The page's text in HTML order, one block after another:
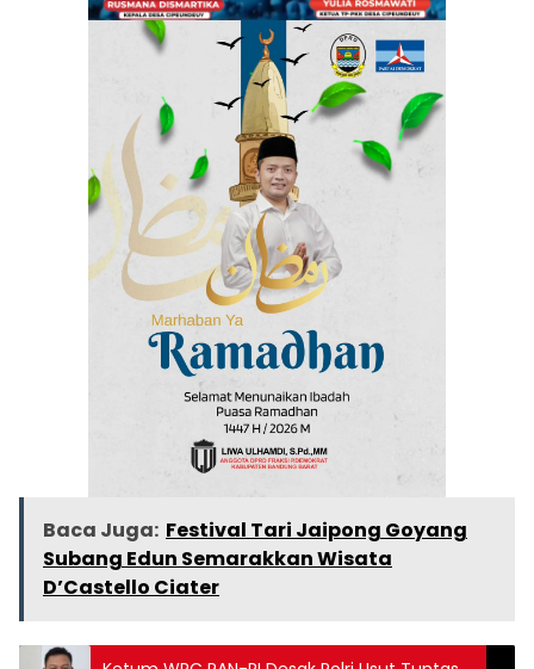
Baca Juga: Festival Tari Jaipong Goyang
Subang Edun Semarakkan Wisata
D’Castello Ciater